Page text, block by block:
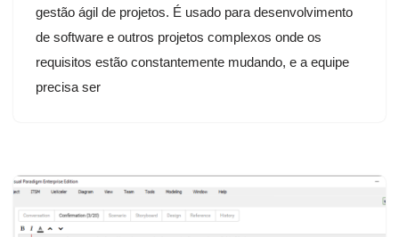
gestão ágil de projetos. É usado para desenvolvimento
de software e outros projetos complexos onde os
requisitos estão constantemente mudando, e a equipe
precisa ser